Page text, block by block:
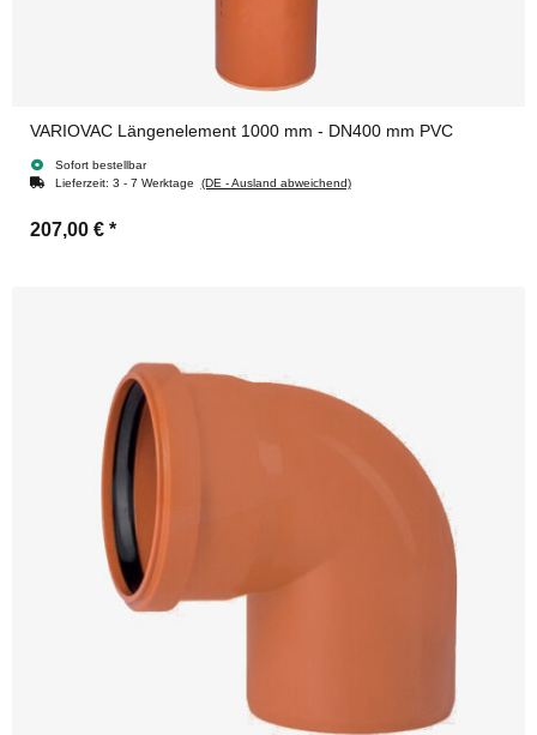
VARIOVAC Längenelement 1000 mm - DN400 mm PVC
Sofort bestellbar
Lieferzeit: 3 - 7 Werktage (DE - Ausland abweichend)
207,00 € *